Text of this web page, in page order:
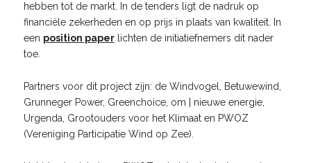
hebben tot de markt. In de tenders ligt de nadruk op
financiële zekerheden en op prijs in plaats van kwaliteit. In
een position paperlichten de initiatiefnemers dit nader
toe.
Partners voor dit project zijn: de Windvogel, Betuwewind,
Grunneger Power, Greenchoice, om | nieuwe energie,
Urgenda, Grootouders voor het Klimaat en PWOZ
(Vereniging Participatie Wind op Zee).